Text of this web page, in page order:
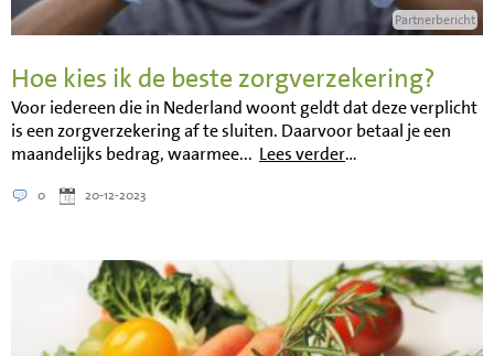
Partnerbericht
Hoe kies ik de beste zorgverzekering?
Voor iedereen die in Nederland woont geldt dat deze verplicht
is een zorgverzekering af te sluiten. Daarvoor betaal je een
maandelijks bedrag, waarmee... Lees verder…
0 20-12-2023